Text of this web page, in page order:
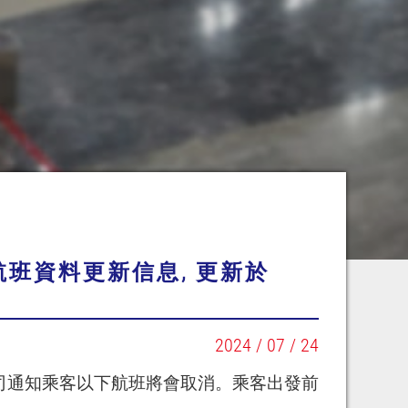
班資料更新信息, 更新於
2024 / 07 / 24
通知乘客以下航班將會取消。乘客出發前